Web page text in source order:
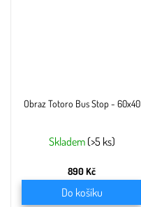
Obraz Totoro Bus Stop - 60x40
Skladem (>5 ks)
890 Kč
Do košíku